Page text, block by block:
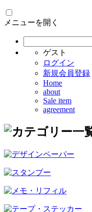
メニューを開く
ゲスト
ログイン
新規会員登録
Home
about
Sale item
agreement